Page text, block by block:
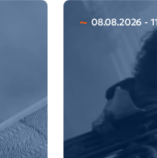
08.08.2026 -